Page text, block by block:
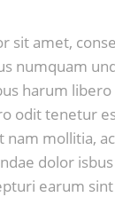
sit amet,
numquam
harum
odit tenetur
nam mollitia,
dolor
earum